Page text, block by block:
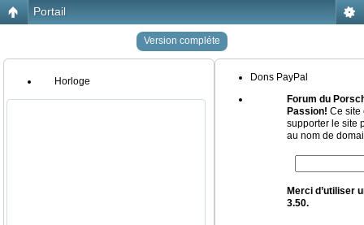
Portail
Version compléte
Horloge
Dons PayPal
Forum du
Passion! Ce site
supporter le site
au nom de
Merci d’utiliser
3.50.